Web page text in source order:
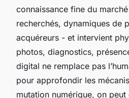
connaissance fine du
recherchés, dynamiques de
acquéreurs - et intervient
photos, diagnostics,
digital ne remplace pas
pour approfondir les
mutation numérique, on